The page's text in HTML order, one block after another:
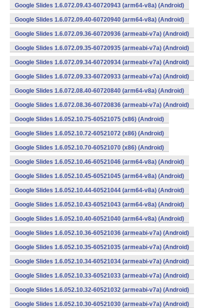
Google Slides 1.6.072.09.43-60720943 (arm64-v8a) (Android)
Google Slides 1.6.072.09.40-60720940 (arm64-v8a) (Android)
Google Slides 1.6.072.09.36-60720936 (armeabi-v7a) (Android)
Google Slides 1.6.072.09.35-60720935 (armeabi-v7a) (Android)
Google Slides 1.6.072.09.34-60720934 (armeabi-v7a) (Android)
Google Slides 1.6.072.09.33-60720933 (armeabi-v7a) (Android)
Google Slides 1.6.072.08.40-60720840 (arm64-v8a) (Android)
Google Slides 1.6.072.08.36-60720836 (armeabi-v7a) (Android)
Google Slides 1.6.052.10.75-60521075 (x86) (Android)
Google Slides 1.6.052.10.72-60521072 (x86) (Android)
Google Slides 1.6.052.10.70-60521070 (x86) (Android)
Google Slides 1.6.052.10.46-60521046 (arm64-v8a) (Android)
Google Slides 1.6.052.10.45-60521045 (arm64-v8a) (Android)
Google Slides 1.6.052.10.44-60521044 (arm64-v8a) (Android)
Google Slides 1.6.052.10.43-60521043 (arm64-v8a) (Android)
Google Slides 1.6.052.10.40-60521040 (arm64-v8a) (Android)
Google Slides 1.6.052.10.36-60521036 (armeabi-v7a) (Android)
Google Slides 1.6.052.10.35-60521035 (armeabi-v7a) (Android)
Google Slides 1.6.052.10.34-60521034 (armeabi-v7a) (Android)
Google Slides 1.6.052.10.33-60521033 (armeabi-v7a) (Android)
Google Slides 1.6.052.10.32-60521032 (armeabi-v7a) (Android)
Google Slides 1.6.052.10.30-60521030 (armeabi-v7a) (Android)